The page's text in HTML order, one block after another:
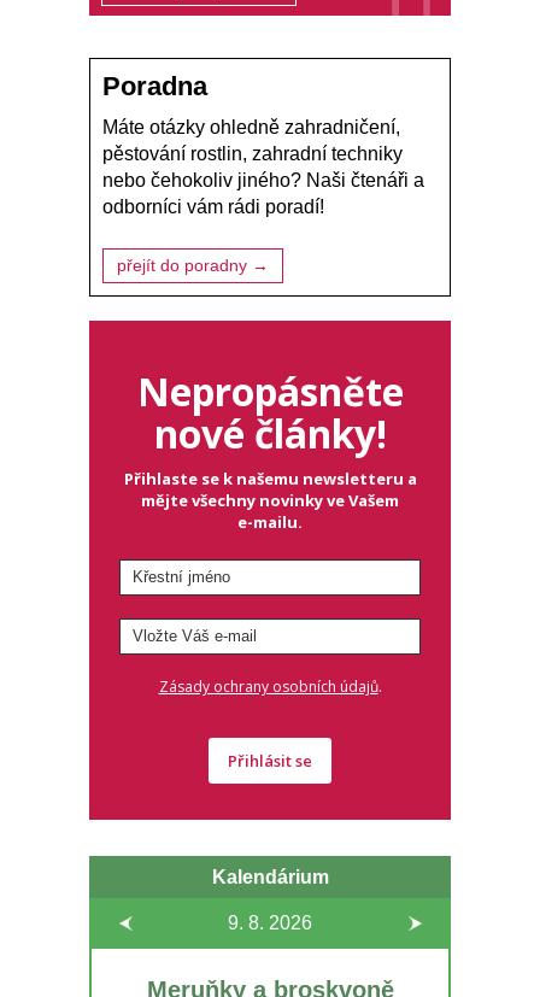
Poradna
Máte otázky ohledně zahradničení,
pěstování rostlin, zahradní techniky
nebo čehokoliv jiného? Naši čtenáři a
odborníci vám rádi poradí!
přejít do poradny →
Nepropásněte
nové články!
Přihlaste se k našemu newsletteru a
mějte všechny novinky ve Vašem
e-mailu.
Zásady ochrany osobních údajů.
Přihlásit se
Kalendárium
9. 8. 2026
Meruňky a broskvoně